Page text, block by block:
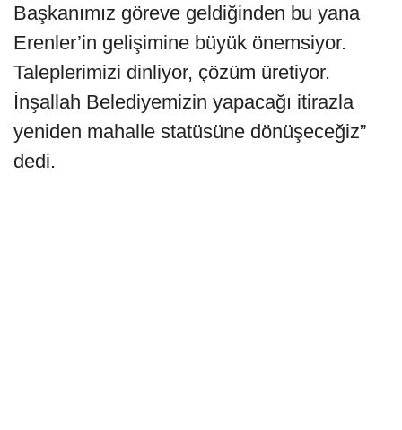
Başkanımız göreve geldiğinden bu yana
Erenler’in gelişimine büyük önemsiyor.
Taleplerimizi dinliyor, çözüm üretiyor.
İnşallah Belediyemizin yapacağı itirazla
yeniden mahalle statüsüne dönüşeceğiz”
dedi.